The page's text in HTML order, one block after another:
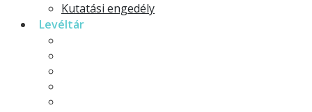
Kutatási engedély
Levéltár